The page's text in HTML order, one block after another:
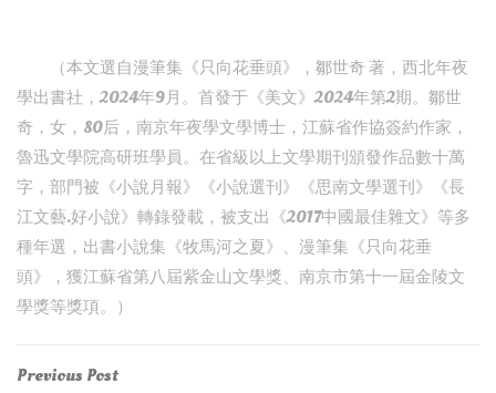
（本文選自漫筆集《只向花垂頭》，鄒世奇 著，西北年夜
學出書社，2024年9月。首發于《美文》2024年第2期。鄒世
奇，女，80后，南京年夜學文學博士，江蘇省作協簽約作家，
魯迅文學院高研班學員。在省級以上文學期刊頒發作品數十萬
字，部門被《小說月報》《小說選刊》《思南文學選刊》《長
江文藝.好小說》轉錄發載，被支出《2017中國最佳雜文》等多
種年選，出書小說集《牧馬河之夏》、漫筆集《只向花垂
頭》，獲江蘇省第八屆紫金山文學獎、南京市第十一屆金陵文
學獎等獎項。）
Post
Previous
Previous Post